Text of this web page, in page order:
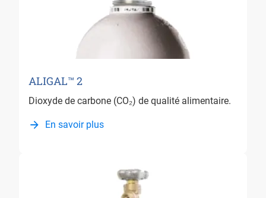
ALIGAL™ 2
Dioxyde de carbone (CO₂) de qualité alimentaire.
En savoir plus